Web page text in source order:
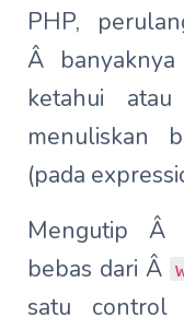
PHP,
Â
ketahui
menuliskan
(pada
Mengutip Â
bebas dari Â
satu control